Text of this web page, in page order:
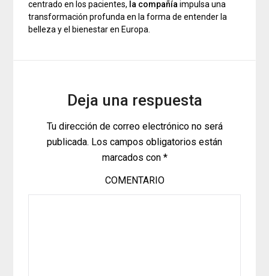
centrado en los pacientes, la compañía impulsa una
transformación profunda en la forma de entender la
belleza y el bienestar en Europa.
Deja una respuesta
Tu dirección de correo electrónico no será
publicada. Los campos obligatorios están
marcados con *
COMENTARIO